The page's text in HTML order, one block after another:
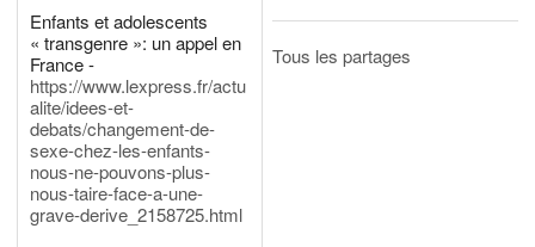
Enfants et adolescents
« transgenre »: un appel en
France -
https://www.lexpress.fr/actu
alite/idees-et-
debats/changement-de-
sexe-chez-les-enfants-
nous-ne-pouvons-plus-
nous-taire-face-a-une-
grave-derive_2158725.html
Tous les partages